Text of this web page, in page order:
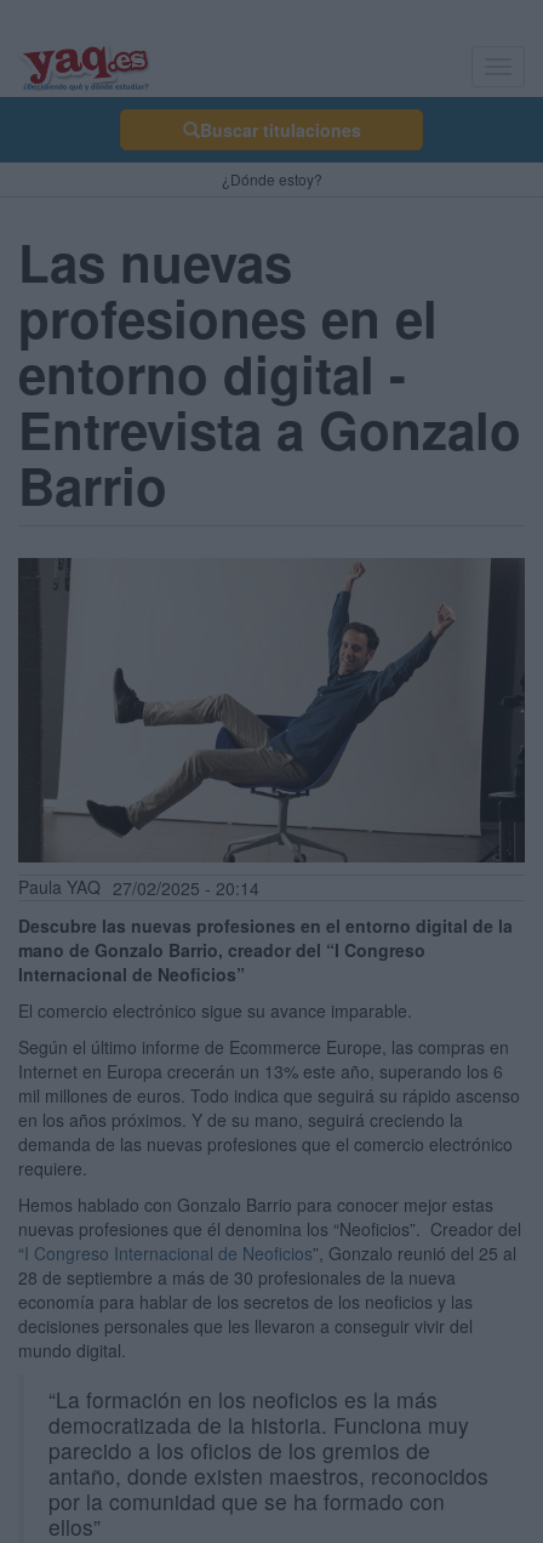
Buscar titulaciones
¿Dónde estoy?
Las nuevas
profesiones en el
entorno digital -
Entrevista a Gonzalo
Barrio
Paula YAQ 27/02/2025 - 20:14
Descubre las nuevas profesiones en el entorno digital de la
mano de Gonzalo Barrio, creador del “I Congreso
Internacional de Neoficios”
El comercio electrónico sigue su avance imparable.
Según el último informe de Ecommerce Europe, las compras en
Internet en Europa crecerán un 13% este año, superando los 6
mil millones de euros. Todo indica que seguirá su rápido ascenso
en los años próximos. Y de su mano, seguirá creciendo la
demanda de las nuevas profesiones que el comercio electrónico
requiere.
Hemos hablado con Gonzalo Barrio para conocer mejor estas
nuevas profesiones que él denomina los “Neoficios”. Creador del
“I Congreso Internacional de Neoficios”, Gonzalo reunió del 25 al
28 de septiembre a más de 30 profesionales de la nueva
economía para hablar de los secretos de los neoficios y las
decisiones personales que les llevaron a conseguir vivir del
mundo digital.
“La formación en los neoficios es la más
democratizada de la historia. Funciona muy
parecido a los oficios de los gremios de
antaño, donde existen maestros, reconocidos
por la comunidad que se ha formado con
ellos”